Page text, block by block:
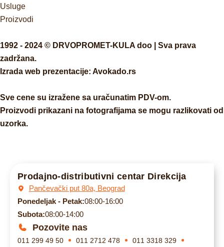
Usluge
Proizvodi
1992 - 2024 © DRVOPROMET-KULA doo | Sva prava
zadržana.
Izrada web prezentacije: Avokado.rs
Sve cene su izražene sa uračunatim PDV-om.
Proizvodi prikazani na fotografijama se mogu razlikovati od
uzorka.
Prodajno-distributivni centar Direkcija
Pančevački put 80a, Beograd
Ponedeljak - Petak:08:00-16:00
Subota:08:00-14:00
Pozovite nas
011 299 49 50 011 2712 478
011 3318 329